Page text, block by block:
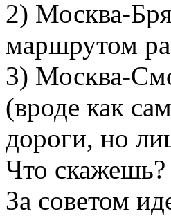
2) Москва-
маршрутом
3) Москва-
(вроде как
дороги, но
Что скажешь?
За советом